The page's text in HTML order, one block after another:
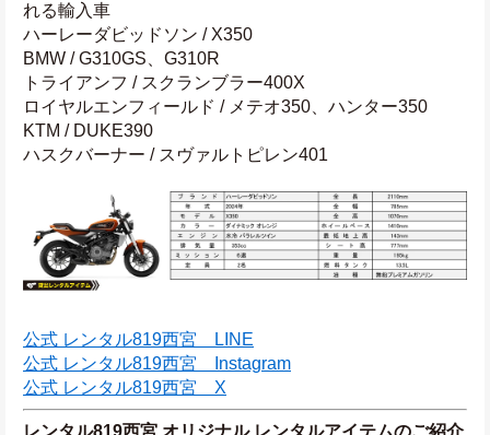
れる輸入車
ハーレーダビッドソン / X350
BMW / G310GS、G310R
トライアンフ / スクランブラー400X
ロイヤルエンフィールド / メテオ350、ハンター350
KTM / DUKE390
ハスクバーナー / スヴァルトピレン401
公式 レンタル819西宮　LINE
公式 レンタル819西宮　Instagram
公式 レンタル819西宮　X